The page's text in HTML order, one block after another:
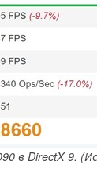
в DirectX 9.